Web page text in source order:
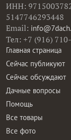
ИНН:
5147746293448
Email:
Тел: +7 (916)
Главная страница
Сейчас публикуют
Сейчас обсуждают
Дачные вопросы
Помощь
Все товары
Все фото